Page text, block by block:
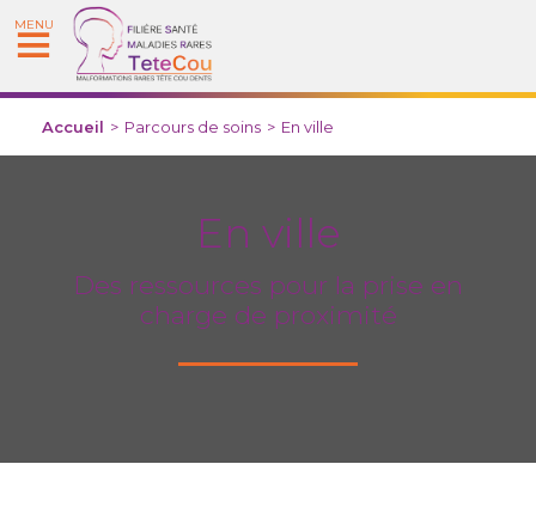
MENU
Accueil > Parcours de soins > En ville
En ville
Des ressources pour la prise en
charge de proximité